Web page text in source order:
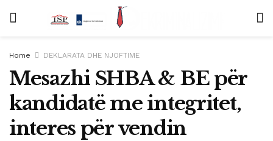
Home DEKLARATA DHE NJOFTIME
Mesazhi SHBA & BE për
kandidatë me integritet,
interes për vendin